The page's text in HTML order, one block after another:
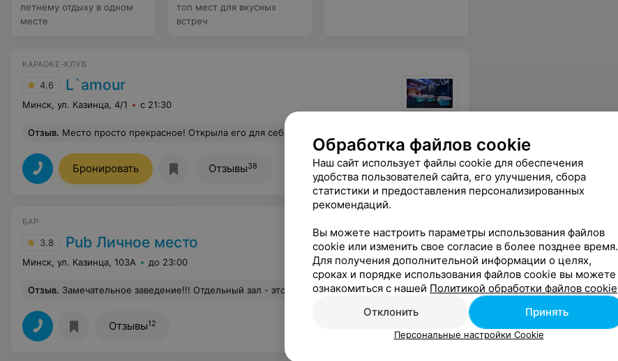
летнему отдыху в одном
месте
топ мест для вкусных
встреч
КАРАОКЕ-КЛУБ
4.6 L`аmour
Минск, ул. Казинца, 4/1 с 21:30
Отзыв. Место просто прекрасное! Открыла его для себя летом и с тех пор постоянно хожу. Прекрасный персонал, очень вкусные коктейли, администраторы очень приветливые . Очень хороший кальян, один из лучших из тех, что я пробовала! Отдельно хочется отметить ведущего Виталия. Очень старается при исполнении песен отстроить аппаратуру под каждого, чтобы добиться хорошего звука. Да и в целом приятный молодой человек. Видно, что ответственно относится к работе.
Бронировать Отзывы38
БАР
3.8 Pub Личное место
Минск, ул. Казинца, 103А до 23:00
Отзыв. Замечательное заведение!!! Отдельный зал - это находка!!! Вкуснейшая кухня и прекрасное обслуживание!!! Есть парковка, что тоже большой плюс! Есть открытая веранда, там тоже здорово, т.к. место тихое. Прекрасно можно провести любое мероприятие!!! Советую!!! Еще
Отзывы12
Обработка файлов cookie
Наш сайт использует файлы cookie для обеспечения
удобства пользователей сайта, его улучшения, сбора
статистики и предоставления персонализированных
рекомендаций.
Вы можете настроить параметры использования файлов
cookie или изменить свое согласие в более позднее время.
Для получения дополнительной информации о целях,
сроках и порядке использования файлов cookie вы можете
ознакомиться с нашей Политикой обработки файлов cookie
Отклонить
Принять
Персональные настройки Cookie